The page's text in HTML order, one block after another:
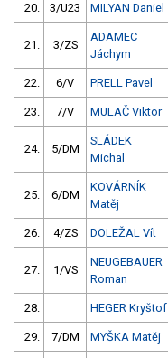
20. 3/U23 MILYAN Daniel
21. 3/ZS
ADAMEC
Jáchym
22. 6/V PRELL Pavel
23. 7/V MULAČ Viktor
24. 5/DM
SLÁDEK
Michal
25. 6/DM
KOVÁRNÍK
Matěj
26. 4/ZS DOLEŽAL Vít
27. 1/VS
NEUGEBAUER
Roman
28. HEGER Kryštof
29. 7/DM MYŠKA Matěj